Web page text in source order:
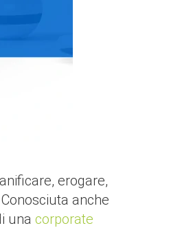
erogare,
anche
una corporate